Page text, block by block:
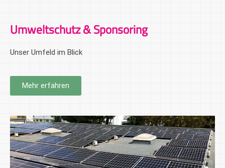
Umweltschutz & Sponsoring
Unser Umfeld im Blick
Mehr erfahren